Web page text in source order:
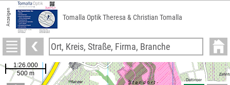
Anzeigen Tomalla Optik Theresa & Christian Tomalla